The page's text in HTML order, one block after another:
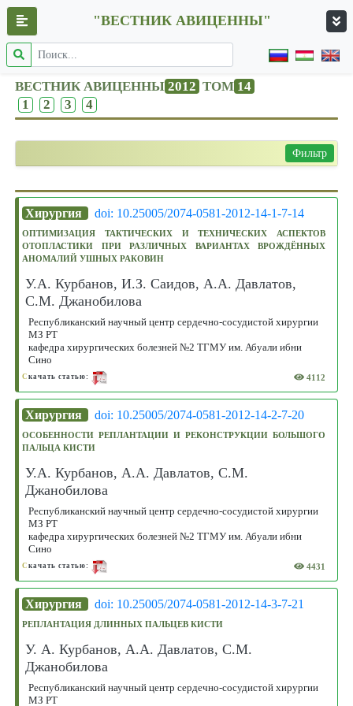
"ВЕСТНИК АВИЦЕННЫ"
ВЕСТНИК АВИЦЕННЫ 2012 ТОМ 14
1
2 3 4
Фильтр
Хирургия doi: 10.25005/2074-0581-2012-14-1-7-14
ОПТИМИЗАЦИЯ ТАКТИЧЕСКИХ И ТЕХНИЧЕСКИХ АСПЕКТОВ
ОТОПЛАСТИКИ ПРИ РАЗЛИЧНЫХ ВАРИАНТАХ ВРОЖДЁННЫХ
АНОМАЛИЙ УШНЫХ РАКОВИН
У.А. Курбанов, И.З. Саидов, А.А. Давлатов,
С.М. Джанобилова
Республиканский научный центр сердечно-сосудистой хирургии
МЗ РТ
кафедра хирургических болезней №2 ТГМУ им. Абуали ибни
Сино
С качать статью: 4112
Хирургия doi: 10.25005/2074-0581-2012-14-2-7-20
ОСОБЕННОСТИ РЕПЛАНТАЦИИ И РЕКОНСТРУКЦИИ БОЛЬШОГО
ПАЛЬЦА КИСТИ
У.А. Курбанов, А.А. Давлатов, С.М.
Джанобилова
Республиканский научный центр сердечно-сосудистой хирургии
МЗ РТ
кафедра хирургических болезней №2 ТГМУ им. Абуали ибни
Сино
С качать статью: 4431
Хирургия doi: 10.25005/2074-0581-2012-14-3-7-21
РЕПЛАНТАЦИЯ ДЛИННЫХ ПАЛЬЦЕВ КИСТИ
У. А. Курбанов, А.А. Давлатов, С.М.
Джанобилова
Республиканский научный центр сердечно-сосудистой хирургии
МЗ РТ